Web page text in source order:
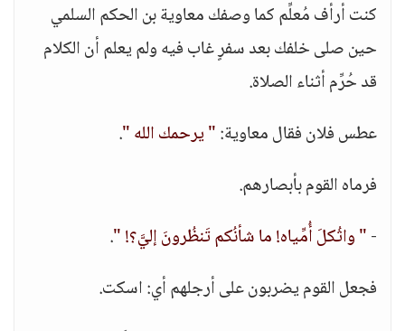
كنت أرأف مُعلِّم كما وصفك معاوية بن الحكم السلمي
حين صلى خلفك بعد سفرٍ غاب فيه ولم يعلم أن الكلام
قد حُرِّم أثناء الصلاة.
عطس فلان فقال معاوية:" يرحمك الله ".
فرماه القوم بأبصارهم.
-" واثُكلَ أُمِّياه! ما شأنُكم تَنظُرونَ إليَّ؟! ".
فجعل القوم يضربون على أرجلهم أي: اسكت.